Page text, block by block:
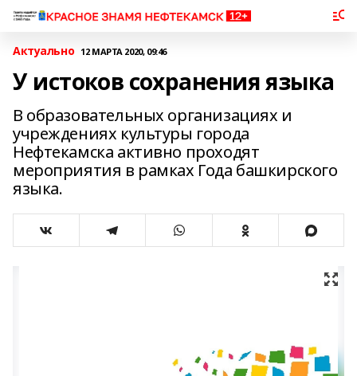
Актуально 12 МАРТА 2020, 09:46
У истоков сохранения языка
В образовательных организациях и
учреждениях культуры города
Нефтекамска активно проходят
мероприятия в рамках Года башкирского
языка.